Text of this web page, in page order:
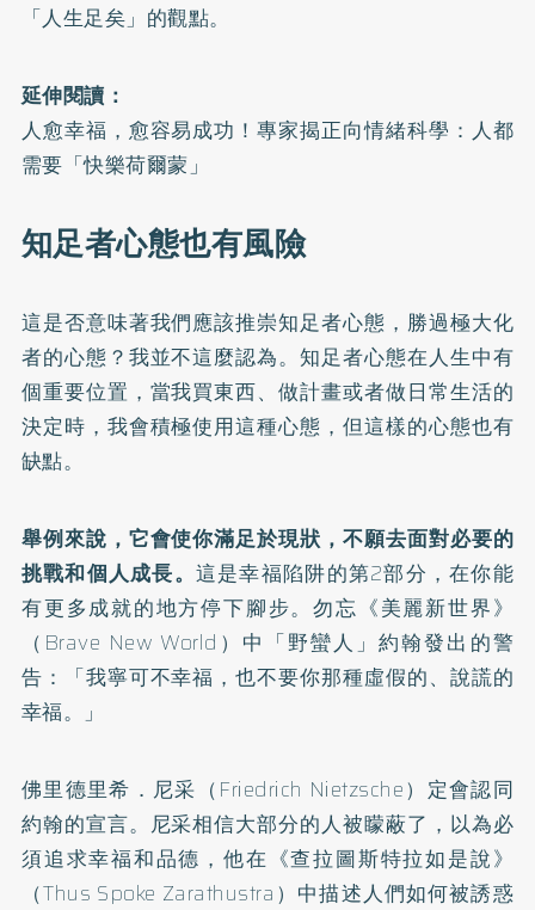
「人生足矣」的觀點。
延伸閱讀：
人愈幸福，愈容易成功！專家揭正向情緒科學：人都
需要「快樂荷爾蒙」
知足者心態也有風險
這是否意味著我們應該推崇知足者心態，勝過極大化
者的心態？我並不這麼認為。知足者心態在人生中有
個重要位置，當我買東西、做計畫或者做日常生活的
決定時，我會積極使用這種心態，但這樣的心態也有
缺點。
舉例來說，它會使你滿足於現狀，不願去面對必要的
挑戰和個人成長。 這是幸福陷阱的第2部分，在你能
有更多成就的地方停下腳步。勿忘《美麗新世界》
（Brave New World）中「野蠻人」約翰發出的警
告：「我寧可不幸福，也不要你那種虛假的、說謊的
幸福。」
佛里德里希．尼采（Friedrich Nietzsche）定會認同
約翰的宣言。尼采相信大部分的人被矇蔽了，以為必
須追求幸福和品德，他在《查拉圖斯特拉如是說》
（Thus Spoke Zarathustra）中描述人們如何被誘惑